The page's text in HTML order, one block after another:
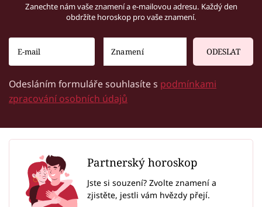
Zanechte nám vaše znamení a e-mailovou adresu. Každý den
obdržíte horoskop pro vaše znamení.
ODESLAT
Odesláním formuláře souhlasíte s podmínkami
zpracování osobních údajů
Partnerský horoskop
Jste si souzení? Zvolte znamení a
zjistěte, jestli vám hvězdy přejí.